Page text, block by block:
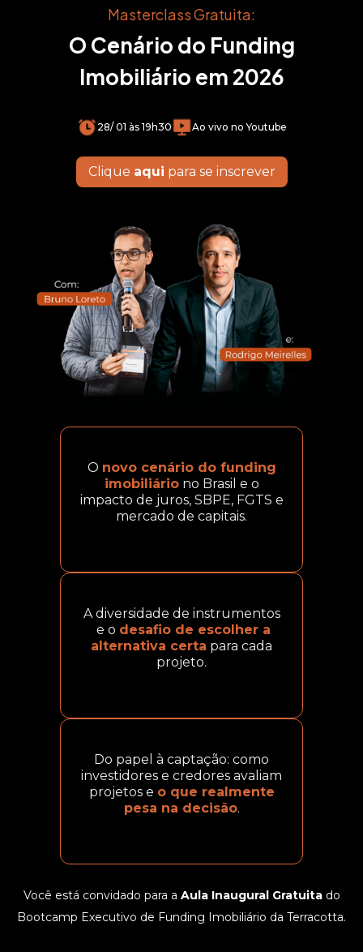
Masterclass Gratuita:
O Cenário do Funding
Imobiliário em 2026
28/ 01 às 19h30 Ao vivo no Youtube
Clique aqui para se inscrever
O novo cenário do funding
imobiliáriono Brasil e o
impacto de juros, SBPE, FGTS e
mercado de capitais.
A diversidade de instrumentos
e o desafio de escolher a
alternativa certa para cada
projeto.
Do papel à captação: como
investidores e credores avaliam
projetos e o que realmente
pesa na decisão.
Você está convidado para a Aula Inaugural Gratuitado
Bootcamp Executivo de Funding Imobiliário da Terracotta.